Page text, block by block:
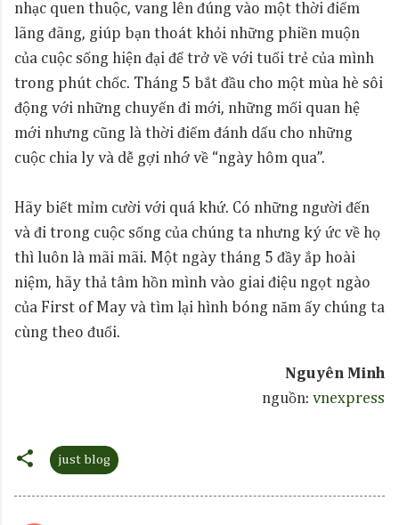
nhạc quen thuộc, vang lên đúng vào một thời điểm
lãng đãng, giúp bạn thoát khỏi những phiền muộn
của cuộc sống hiện đại để trở về với tuổi trẻ của mình
trong phút chốc. Tháng 5 bắt đầu cho một mùa hè sôi
động với những chuyến đi mới, những mối quan hệ
mới nhưng cũng là thời điểm đánh dấu cho những
cuộc chia ly và dễ gợi nhớ về “ngày hôm qua”.
Hãy biết mỉm cười với quá khứ. Có những người đến
và đi trong cuộc sống của chúng ta nhưng ký ức về họ
thì luôn là mãi mãi. Một ngày tháng 5 đầy ắp hoài
niệm, hãy thả tâm hồn mình vào giai điệu ngọt ngào
của First of May và tìm lại hình bóng năm ấy chúng ta
cùng theo đuổi.
Nguyên Minh
nguồn: vnexpress
just blog